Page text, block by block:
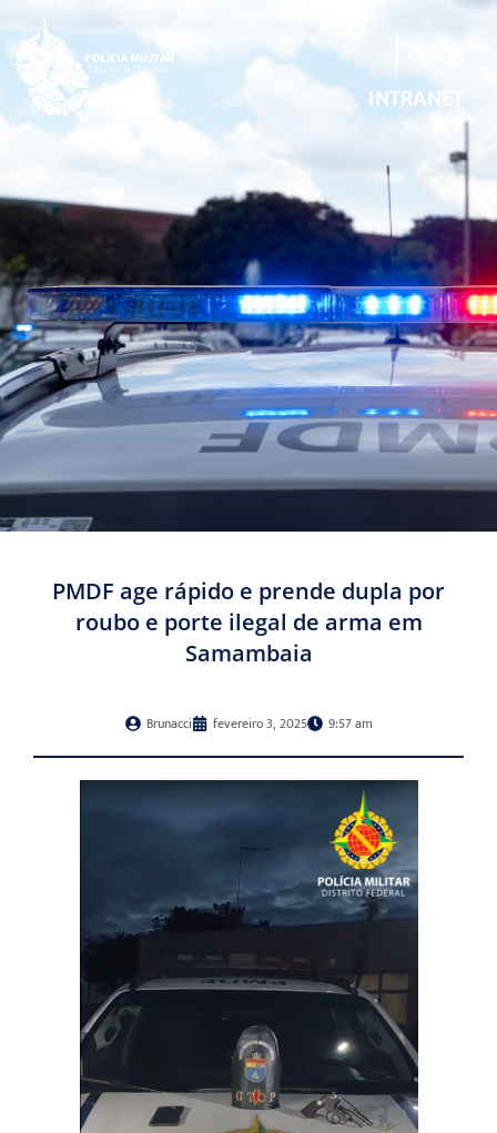
INTRANET
PMDF age rápido e prende dupla por
roubo e porte ilegal de arma em
Samambaia
Brunacci fevereiro 3, 2025 9:57 am